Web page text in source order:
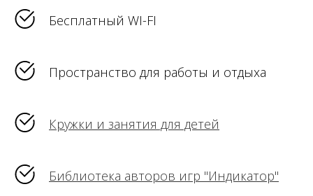
Бесплатный WI-FI
Пространство для работы и отдыха
Кружки и занятия для детей
Библиотека авторов игр "Индикатор"